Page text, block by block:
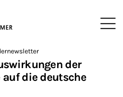
>
Nachrichten aus Berlin
der
die deutsche